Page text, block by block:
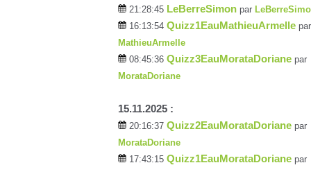
21:28:45 LeBerreSimon par
16:13:54 Quizz1EauMathieuArmelle par
MathieuArmelle
08:45:36 Quizz3EauMorataDoriane par
MorataDoriane
15.11.2025 :
20:16:37 Quizz2EauMorataDoriane par
MorataDoriane
17:43:15 Quizz1EauMorataDoriane par